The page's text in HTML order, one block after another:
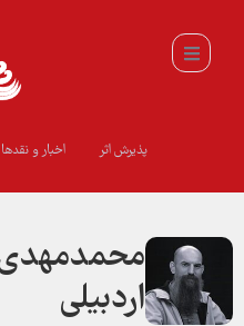
پذیرش اثر اخبار و نقدها
اردبیلی